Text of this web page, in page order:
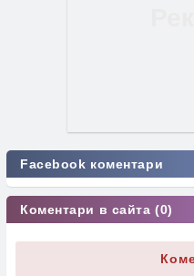
Facebook коментари
Коментари в сайта (0)